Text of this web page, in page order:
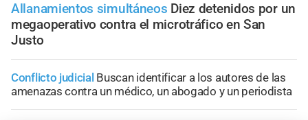
Allanamientos simultáneos Diez detenidos por un
megaoperativo contra el microtráfico en San
Justo
Conflicto judicial Buscan identificar a los autores de las
amenazas contra un médico, un abogado y un periodista